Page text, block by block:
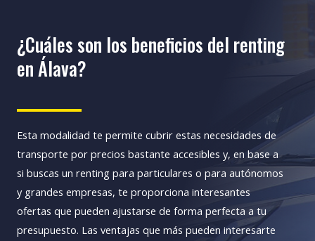
¿Cuáles son los beneficios del renting
en Álava?
Esta modalidad te permite cubrir estas necesidades de
transporte por precios bastante accesibles y, en base a
si buscas un renting para particulares o para autónomos
y grandes empresas, te proporciona interesantes
ofertas que pueden ajustarse de forma perfecta a tu
presupuesto. Las ventajas que más pueden interesarte